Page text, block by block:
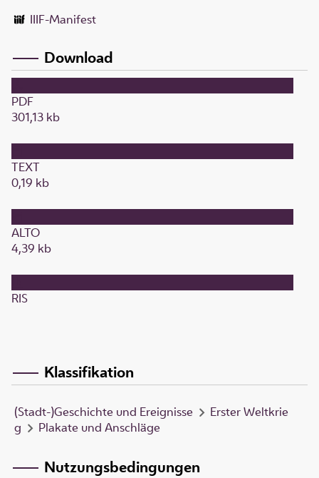
IIIF-Manifest
Download
PDF
301,13 kb
TEXT
0,19 kb
ALTO
4,39 kb
RIS
Klassifikation
(Stadt-)Geschichte und Ereignisse
Erster Weltkrie
g
Plakate und Anschläge
Nutzungsbedingungen